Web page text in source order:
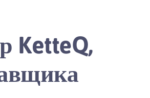
KetteQ,